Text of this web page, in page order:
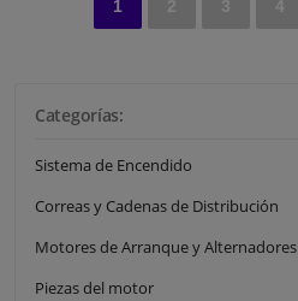
Categorías:
Sistema de Encendido
Correas y Cadenas de Distribución
Motores de Arranque y Alternadores
Piezas del motor
1 2 3 4